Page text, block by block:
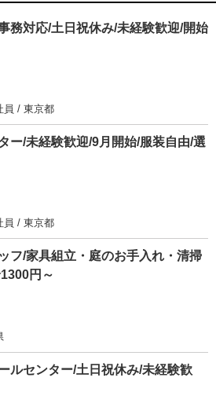
務対応/土日祝休み/未経験歓迎/開始
員 / 東京都
ー/未経験歓迎/9月開始/服装自由/選
員 / 東京都
フ/家具組立・庭のお手入れ・清掃
円～
ルセンター/土日祝休み/未経験歓